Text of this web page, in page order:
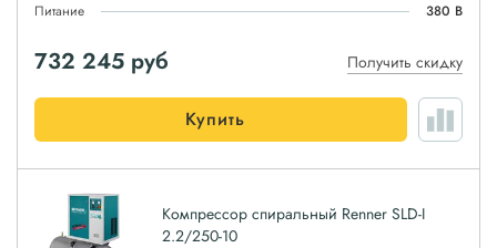
Питание
380 В
732 245 руб Получить скидку
Купить
Компрессор спиральный Renner SLD-I
2.2/250-10